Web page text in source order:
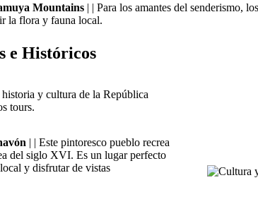
Mountains| | Para los amantes del senderismo,
la flora y fauna local.
e Históricos
y cultura de la República
tours.
| | Este pintoresco pueblo recrea
del siglo XVI. Es un lugar perfecto
y disfrutar de vistas